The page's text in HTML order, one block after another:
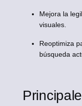
Mejora la
visuales.
Reoptimiza
búsqueda